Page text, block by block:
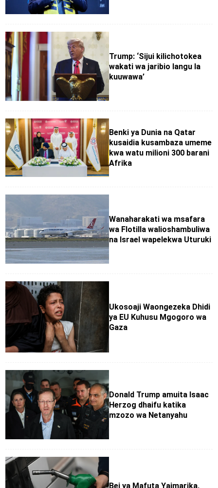
Trump: ‘Sijui kilichotokea
wakati wa jaribio langu la
kuuwawa’
Benki ya Dunia na Qatar
kusaidia kusambaza umeme
kwa watu milioni 300 barani
Afrika
Wanaharakati wa msafara
wa Flotilla walioshambuliwa
na Israel wapelekwa Uturuki
Ukosoaji Waongezeka Dhidi
ya EU Kuhusu Mgogoro wa
Gaza
Donald Trump amuita Isaac
Herzog dhaifu katika
mzozo wa Netanyahu
Bei ya Mafuta Yaimarika,